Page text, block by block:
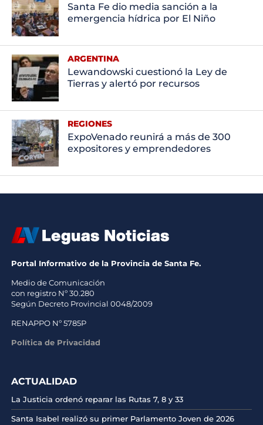
Santa Fe dio media sanción a la
emergencia hídrica por El Niño
ARGENTINA
Lewandowski cuestionó la Ley de
Tierras y alertó por recursos
REGIONES
ExpoVenado reunirá a más de 300
expositores y emprendedores
Portal Informativo de la Provincia de Santa Fe.
Medio de Comunicación
con registro Nº 30.280
Según Decreto Provincial 0048/2009
RENAPPO Nº 5785P
Política de Privacidad
ACTUALIDAD
La Justicia ordenó reparar las Rutas 7, 8 y 33
Santa Isabel realizó su primer Parlamento Joven de 2026